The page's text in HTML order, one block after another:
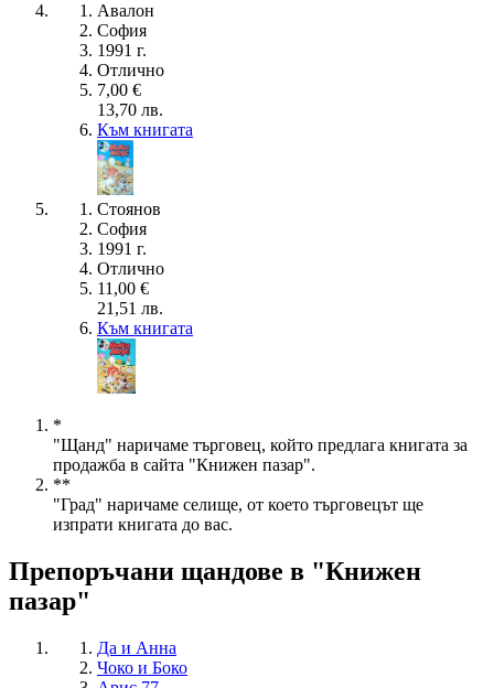
Авалон
София
1991 г.
Отлично
7,00 €
13,70 лв.
Към книгата
Стоянов
София
1991 г.
Отлично
11,00 €
21,51 лв.
Към книгата
*
"Щанд" наричаме търговец, който предлага книгата за
продажба в сайта "Книжен пазар".
**
"Град" наричаме селище, от което търговецът ще
изпрати книгата до вас.
Препоръчани щандове в "Книжен
пазар"
Да и Анна
Чоко и Боко